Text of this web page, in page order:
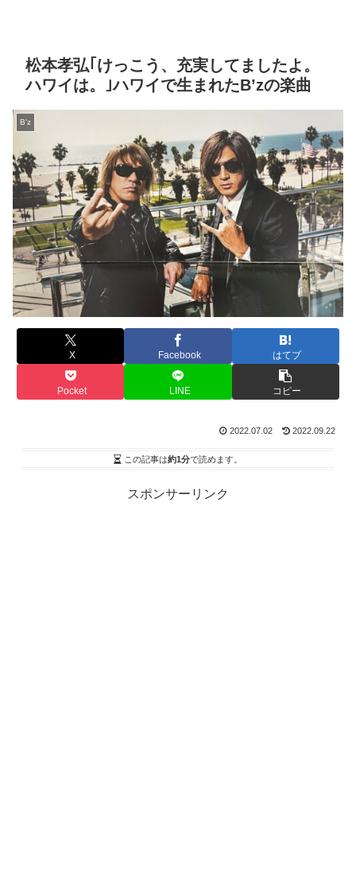
松本孝弘｢けっこう、充実してましたよ。
ハワイは。｣ハワイで生まれたB’zの楽曲
B'z
X Facebook はてブ
Pocket LINE コピー
2022.07.02 2022.09.22
この記事は約1分で読めます。
スポンサーリンク